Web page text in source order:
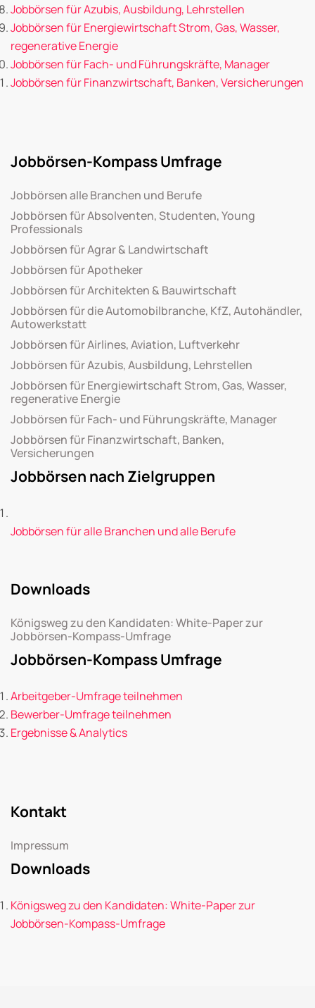
Jobbörsen für Azubis, Ausbildung, Lehrstellen
Jobbörsen für Energiewirtschaft Strom, Gas, Wasser,
regenerative Energie
Jobbörsen für Fach- und Führungskräfte, Manager
Jobbörsen für Finanzwirtschaft, Banken, Versicherungen
Jobbörsen-Kompass Umfrage
Jobbörsen alle Branchen und Berufe
Jobbörsen für Absolventen, Studenten, Young
Professionals
Jobbörsen für Agrar & Landwirtschaft
Jobbörsen für Apotheker
Jobbörsen für Architekten & Bauwirtschaft
Jobbörsen für die Automobilbranche, KfZ, Autohändler,
Autowerkstatt
Jobbörsen für Airlines, Aviation, Luftverkehr
Jobbörsen für Azubis, Ausbildung, Lehrstellen
Jobbörsen für Energiewirtschaft Strom, Gas, Wasser,
regenerative Energie
Jobbörsen für Fach- und Führungskräfte, Manager
Jobbörsen für Finanzwirtschaft, Banken,
Versicherungen
Jobbörsen nach Zielgruppen
Jobbörsen für alle Branchen und alle Berufe
Downloads
Königsweg zu den Kandidaten: White-Paper zur
Jobbörsen-Kompass-Umfrage
Jobbörsen-Kompass Umfrage
Arbeitgeber-Umfrage teilnehmen
Bewerber-Umfrage teilnehmen
Ergebnisse & Analytics
Kontakt
Impressum
Downloads
Königsweg zu den Kandidaten: White-Paper zur
Jobbörsen-Kompass-Umfrage